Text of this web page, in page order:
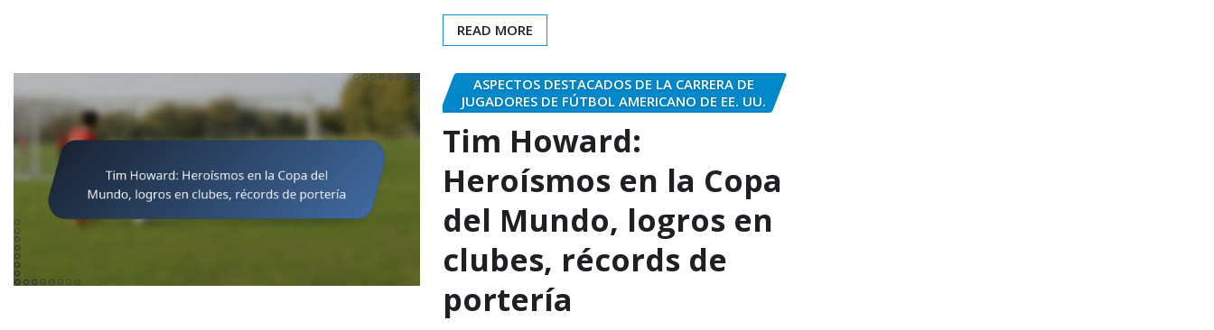
READ MORE
ASPECTOS DESTACADOS DE LA CARRERA DE
JUGADORES DE FÚTBOL AMERICANO DE EE. UU.
Tim Howard:
Heroísmos en la Copa
del Mundo, logros en
clubes, récords de
portería